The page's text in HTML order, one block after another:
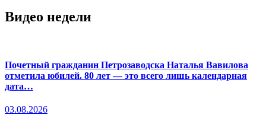
Видео недели
Почетный гражданин Петрозаводска Наталья Вавилова
отметила юбилей. 80 лет — это всего лишь календарная
дата…
03.08.2026